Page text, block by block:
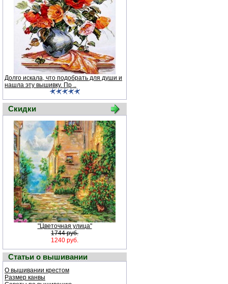
Долго искала, что подобрать для души и
нашла эту вышивку. Пр ..
Скидки
"Цветочная улица"
1744 руб.
1240 руб.
Статьи о вышивании
О вышивании крестом
Размер канвы